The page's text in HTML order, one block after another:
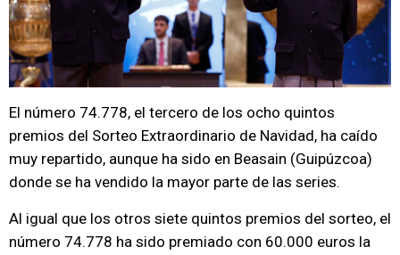
El número 74.778, el tercero de los ocho quintos
premios del Sorteo Extraordinario de Navidad, ha caído
muy repartido, aunque ha sido en Beasain (Guipúzcoa)
donde se ha vendido la mayor parte de las series.
Al igual que los otros siete quintos premios del sorteo, el
número 74.778 ha sido premiado con 60.000 euros la